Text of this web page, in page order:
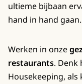
ultieme bijbaan
hand in hand gaan.
Werken in onze
restaurants. Denk
Housekeeping,